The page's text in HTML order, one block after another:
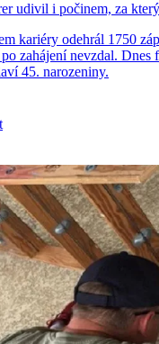
udivil i počinem, za
kariéry odehrál 1750
zahájení nevzdal. Dnes
45. narozeniny.